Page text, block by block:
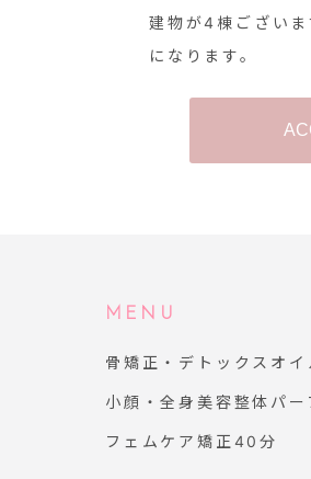
建物が4棟ござい
になります。
MENU
骨矯正・デトックスオ
小顔・全身美容整体パ
フェムケア矯正40分